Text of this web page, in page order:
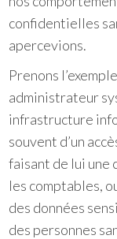
confidentielles
apercevions.
Prenons
administrateur
infrastructure
souvent d’un
faisant de lui une
les comptables,
des données
des personnes